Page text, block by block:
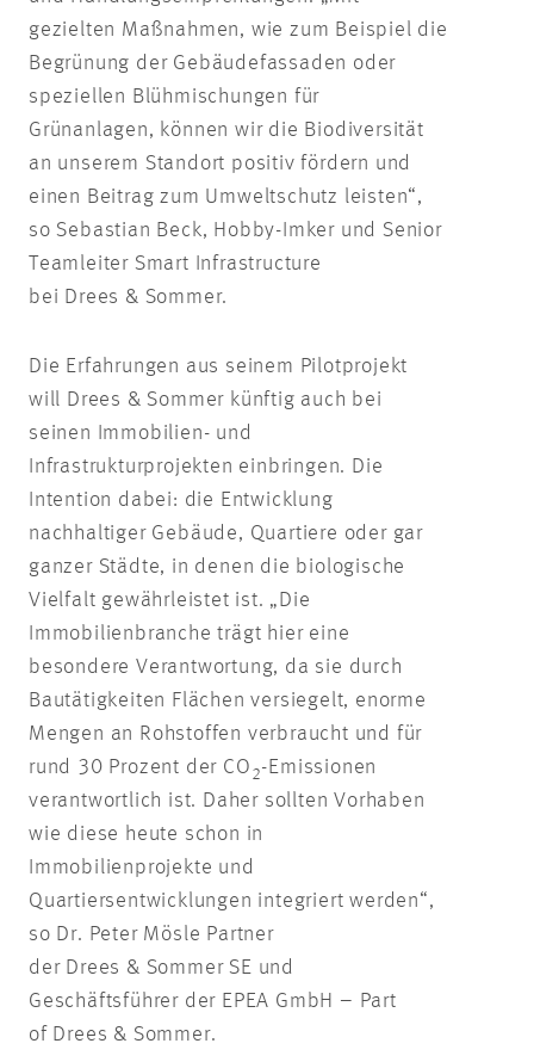
gezielten Maßnahmen, wie zum Beispiel die
Begrünung der Gebäudefassaden oder
speziellen Blühmischungen für
Grünanlagen, können wir die Biodiversität
an unserem Standort positiv fördern und
einen Beitrag zum Umweltschutz leisten“,
so Sebastian Beck, Hobby-Imker und Senior
Teamleiter Smart Infrastructure
bei Drees & Sommer.
Die Erfahrungen aus seinem Pilotprojekt
will Drees & Sommer künftig auch bei
seinen Immobilien- und
Infrastrukturprojekten einbringen. Die
Intention dabei: die Entwicklung
nachhaltiger Gebäude, Quartiere oder gar
ganzer Städte, in denen die biologische
Vielfalt gewährleistet ist. „Die
Immobilienbranche trägt hier eine
besondere Verantwortung, da sie durch
Bautätigkeiten Flächen versiegelt, enorme
Mengen an Rohstoffen verbraucht und für
rund 30 Prozent der CO 2-Emissionen
verantwortlich ist. Daher sollten Vorhaben
wie diese heute schon in
Immobilienprojekte und
Quartiersentwicklungen integriert werden“,
so Dr. Peter Mösle Partner
der Drees & Sommer SE und
Geschäftsführer der EPEA GmbH – Part
of Drees & Sommer.